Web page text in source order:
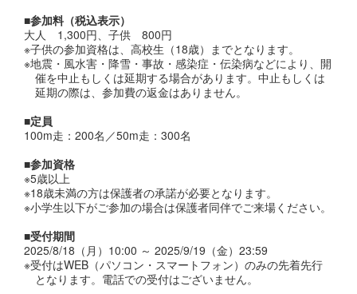
■参加料（税込表示）
大人 1,300円、子供 800円
※子供の参加資格は、高校生（18歳）までとなります。
※地震・風水害・降雪・事故・感染症・伝染病などにより、開
催を中止もしくは延期する場合があります。中止もしくは
延期の際は、参加費の返金はありません。
■定員
100m走：200名／50m走：300名
■参加資格
※5歳以上
※18歳未満の方は保護者の承諾が必要となります。
※小学生以下がご参加の場合は保護者同伴でご来場ください。
■受付期間
2025/8/18（月）10:00 ～ 2025/9/19（金）23:59
※受付はWEB（パソコン・スマートフォン）のみの先着先行
となります。電話での受付はございません。